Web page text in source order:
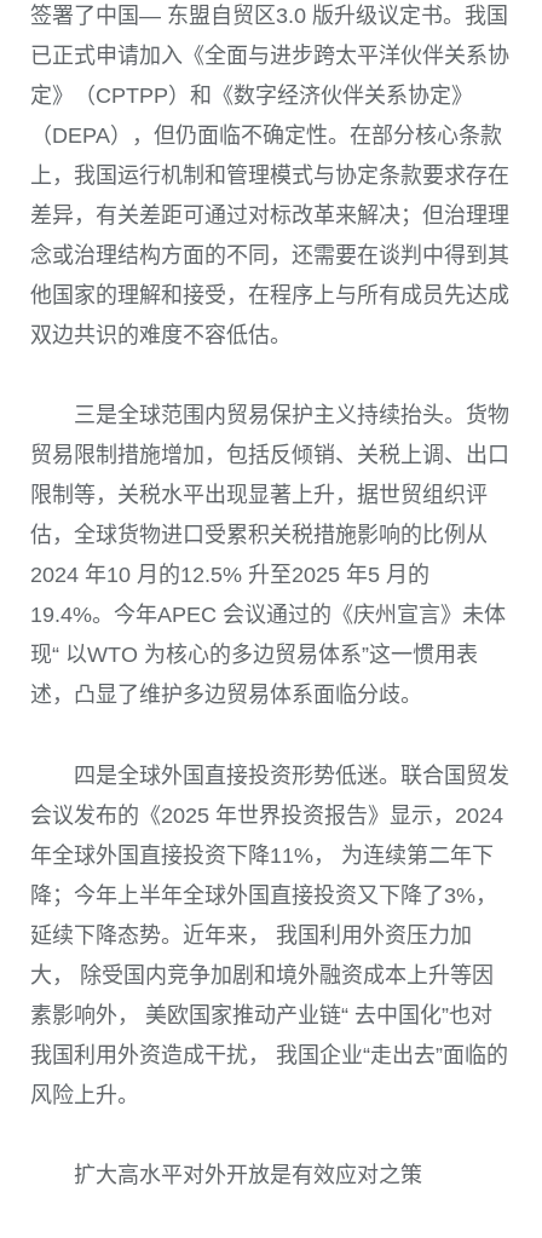
签署了中国— 东盟自贸区3.0 版升级议定书。我国
已正式申请加入《全面与进步跨太平洋伙伴关系协
定》（CPTPP）和《数字经济伙伴关系协定》
（DEPA），但仍面临不确定性。在部分核心条款
上，我国运行机制和管理模式与协定条款要求存在
差异，有关差距可通过对标改革来解决；但治理理
念或治理结构方面的不同，还需要在谈判中得到其
他国家的理解和接受，在程序上与所有成员先达成
双边共识的难度不容低估。
三是全球范围内贸易保护主义持续抬头。货物
贸易限制措施增加，包括反倾销、关税上调、出口
限制等，关税水平出现显著上升，据世贸组织评
估，全球货物进口受累积关税措施影响的比例从
2024 年10 月的12.5% 升至2025 年5 月的
19.4%。今年APEC 会议通过的《庆州宣言》未体
现“ 以WTO 为核心的多边贸易体系”这一惯用表
述，凸显了维护多边贸易体系面临分歧。
四是全球外国直接投资形势低迷。联合国贸发
会议发布的《2025 年世界投资报告》显示，2024
年全球外国直接投资下降11%， 为连续第二年下
降；今年上半年全球外国直接投资又下降了3%，
延续下降态势。近年来， 我国利用外资压力加
大， 除受国内竞争加剧和境外融资成本上升等因
素影响外， 美欧国家推动产业链“ 去中国化”也对
我国利用外资造成干扰， 我国企业“走出去”面临的
风险上升。
扩大高水平对外开放是有效应对之策